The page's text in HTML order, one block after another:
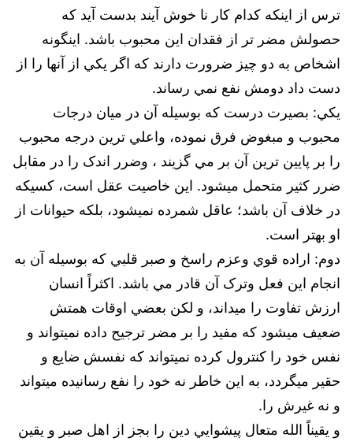
ترس از اينکه کدام کار نا خوش آيند بدست آيد که
حصولش مضر تر از فقدان اين محبوب باشد. اينگونه
اشخاص به دو چيز ضرورت دارند که اگر يکي از آنها را از
دست داد دومش نفع نمي رساند.
يکي: بصيرت درست که بوسيله آن در ميان درجات
محبوب و مبغوض فرق نموده، واعلي ترين درجه محبوب
را بر پايين ترين آن بر مي گزيند ، وضرر اندک را در مقابل
ضرر کثير متحمل ميشود. ‌اين خاصيت عقل است،‌ کسيکه
در خلاف آن باشد؛ ‌‌عاقل شمرده نميشود، ‌بلکه حيوانات از
او بهتر است.
دوم: اراده قوي وعزم راسخ و صبر قلبي که بوسيله آن به
انجام اين فعل وترک آن قادر مي باشد. اکثراً انسان
ارزش تفاوت را ميداند،‌ و لکن بعضي اوقات همتش
ضعيف ميشود که مفيد را بر مضر ترجيح داده نميتواند و
نفس خود را کنترول کرده نميتواند که نفسش ضايع و
حقير ميگردد، به اين خاطر نه خود را نفع رسانيده ميتواند
و نه غيرش را.
و يقيناً الله متعال پيشوايي دين را بجز از اهل صبر و يقين